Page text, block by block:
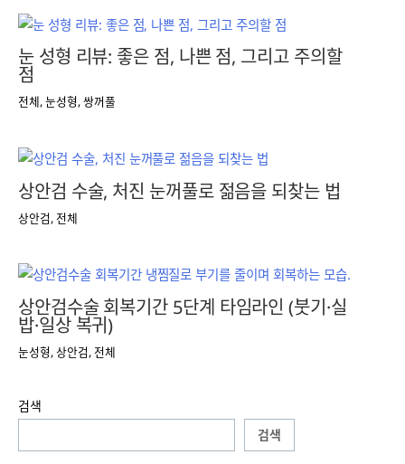
눈 성형 리뷰: 좋은 점, 나쁜 점, 그리고 주의할
점
전체,눈성형,쌍꺼풀
상안검 수술, 처진 눈꺼풀로 젊음을 되찾는 법
상안검,전체
상안검수술 회복기간 5단계 타임라인 (붓기·실
밥·일상 복귀)
눈성형,상안검,전체
검색
검색